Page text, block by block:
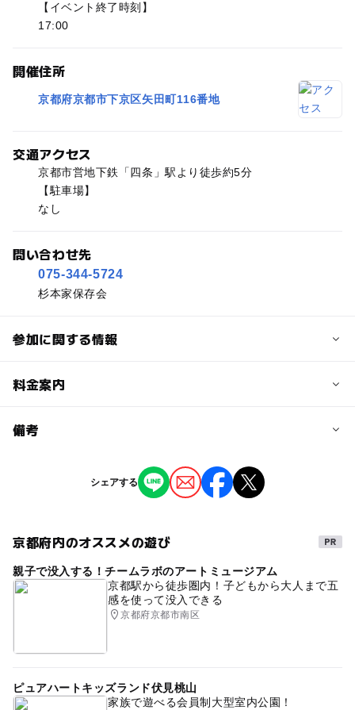
【イベント終了時刻】
17:00
開催住所
京都府京都市下京区矢田町116番地
交通アクセス
京都市営地下鉄「四条」駅より徒歩約5分
【駐車場】
なし
問い合わせ先
075-344-5724
杉本家保存会
参加に関する情報
予約/応募
料金案内
料金について
備考
※掲載の情報は天候や主催者側の都合などにより変更にな
ることがあります。
シェアする
京都府内のオススメの遊び
親子で没入する！チームラボのアートミュージアム
京都駅から徒歩圏内！子どもから大人まで五
感を使って没入できる
京都府京都市南区
ピュアハートキッズランド伏見桃山
家族で遊べる会員制大型室内公園！